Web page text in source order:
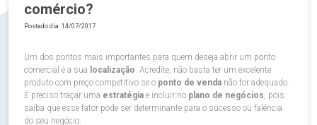
comércio?
Postado dia: 14/07/2017
Um dos pontos mais importantes para quem deseja abrir um ponto
comercial é a sua localização. Acredite, não basta ter um excelente
produto com preço competitivo se o ponto de venda não for adequado.
É preciso traçar uma estratégia e incluir no plano de negócios, pois
saiba que esse fator pode ser determinante para o sucesso ou falência
do seu negócio.